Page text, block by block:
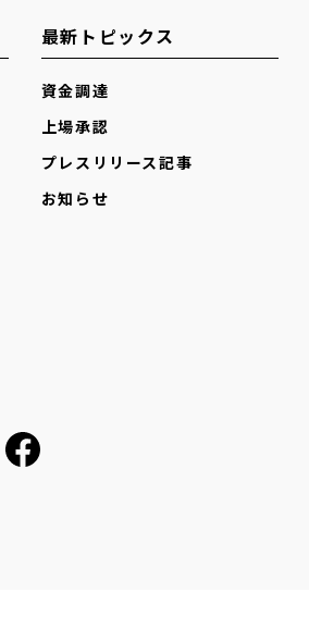
最新トピックス
資金調達
上場承認
プレスリリース記事
お知らせ